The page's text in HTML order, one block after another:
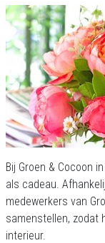
Bij Groen & Cocoon
als cadeau.
medewerkers van
samenstellen, zodat
interieur.